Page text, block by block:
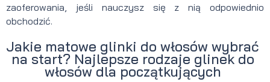
zaoferowania, jeśli nauczysz się z nią odpowiednio
obchodzić.
Jakie matowe glinki do włosów wybrać
na start? Najlepsze rodzaje glinek do
włosów dla początkujących